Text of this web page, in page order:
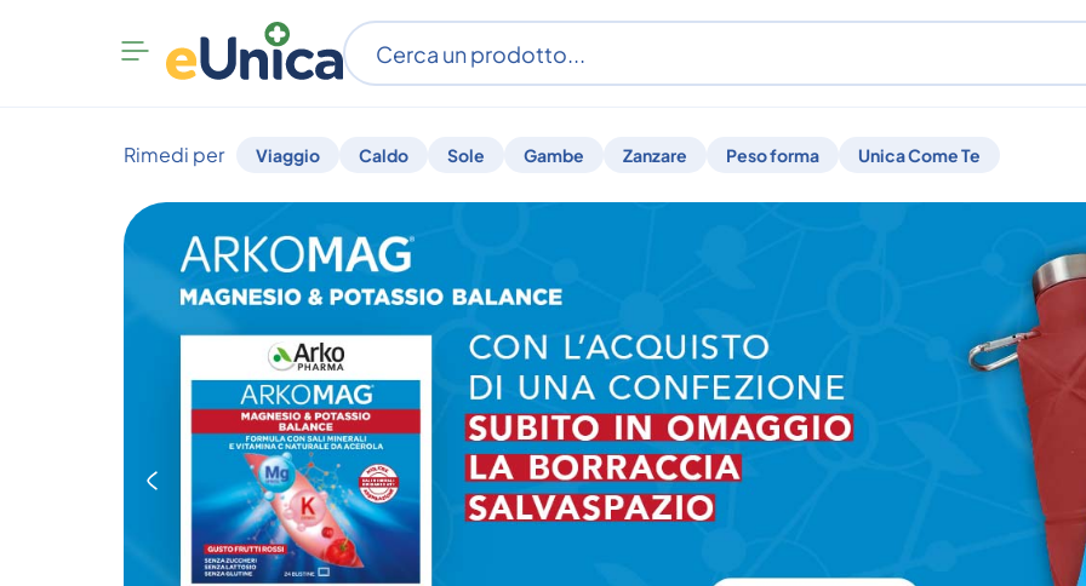
Apri
menu
Rimedi per Viaggio Caldo Sole Gambe Zanzare Peso forma Unica Come Te